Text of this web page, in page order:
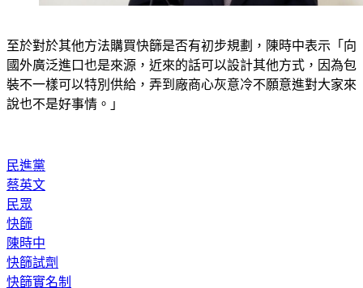
至於對於其他方法購買快篩是否有初步規劃，陳時中表示「向
國外廣泛進口也是來源，近來的話可以設計其他方式，因為包
裝不一樣可以特別供給，弄到廠商心灰意冷不願意進對大家來
民進黨
蔡英文
民眾
快篩
陳時中
快篩試劑